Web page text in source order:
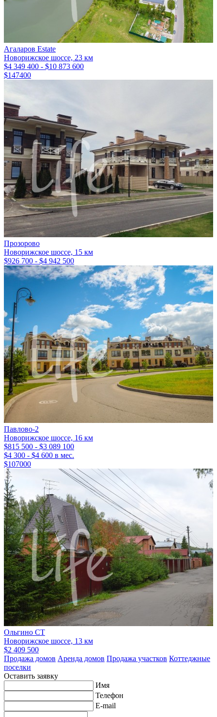
Агаларов Estate
Новорижское шоссе, 23 км
$4 349 400 - $10 873 600
$147400
Прозорово
Новорижское шоссе, 15 км
$926 700 - $4 942 500
Павлово-2
Новорижское шоссе, 16 км
$815 500 - $3 089 100
$4 300 - $4 600 в мес.
$107000
Ольгино СТ
Новорижское шоссе, 13 км
$2 409 500
Продажа домов Аренда домов Продажа участков Коттеджные
поселки
Оставить заявку
Имя
Телефон
E-mail